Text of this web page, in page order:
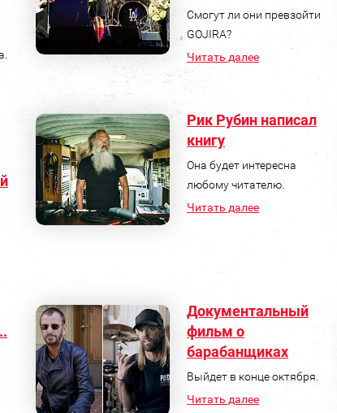
Смогут ли они превзойти
GOJIRA?
Читать далее
Рик Рубин написал
книгу
Она будет интересна
любому читателю.
Читать далее
Документальный
фильм о
барабанщиках
Выйдет в конце октября.
Читать далее